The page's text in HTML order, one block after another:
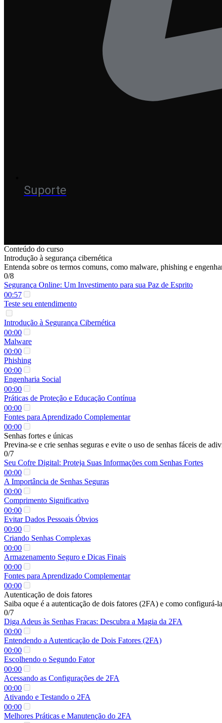
Suporte
Conteúdo do curso
Introdução à segurança cibernética
Entenda sobre os termos comuns, como malware, phishing e
0/8
Segurança Online: Um Investimento para sua Paz de Esprito
00:57
Teste seu entendimento
Introdução à Segurança Cibernética
00:00
Malware
00:00
Phishing
00:00
Engenharia Social
00:00
Práticas de Proteção e Educação Contínua
00:00
Fontes para Aprendizado Complementar
00:00
Senhas fortes e únicas
Previna-se e crie senhas seguras e evite o uso de senhas fáceis de
0/7
Seu Cofre Digital: Proteja Suas Informações com Senhas Fortes
00:00
A Importância de Senhas Seguras
00:00
Comprimento Significativo
00:00
Evitar Dados Pessoais Óbvios
00:00
Criando Senhas Complexas
00:00
Armazenamento Seguro e Dicas Finais
00:00
Fontes para Aprendizado Complementar
00:00
Autenticação de dois fatores
Saiba oque é a autenticação de dois fatores (2FA) e como configurá-
0/7
Diga Adeus às Senhas Fracas: Descubra a Magia da 2FA
00:00
Entendendo a Autenticação de Dois Fatores (2FA)
00:00
Escolhendo o Segundo Fator
00:00
Acessando as Configurações de 2FA
00:00
Ativando e Testando o 2FA
00:00
Melhores Práticas e Manutenção do 2FA